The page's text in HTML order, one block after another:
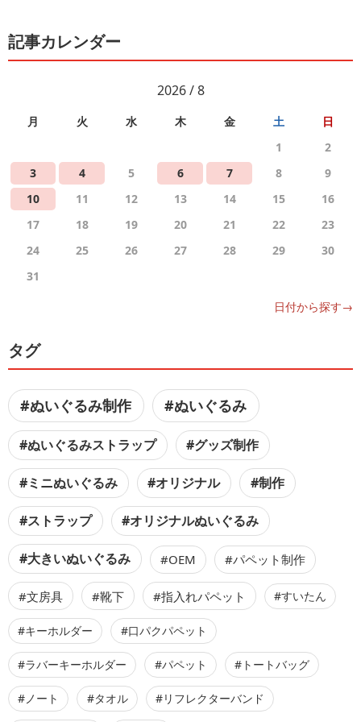
記事カレンダー
2026 / 8
月 火 水 木 金 土
日
1
2
3
4 5 6 7 8
9
10
11 12 13 14 15
16
17
18 19 20 21 22
23
24
25 26 27 28 29
30
31
日付から探す→
タグ
#ぬいぐるみ制作 #ぬいぐるみ
#ぬいぐるみストラップ #グッズ制作
#ミニぬいぐるみ #オリジナル #制作
#ストラップ #オリジナルぬいぐるみ
#大きいぬいぐるみ #OEM #パペット制作
#文房具 #靴下 #指入れパペット #すいたん
#キーホルダー #口パクパペット
#ラバーキーホルダー #パペット #トートバッグ
#ノート #タオル #リフレクターバンド